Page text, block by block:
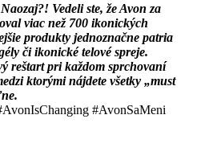
Vedeli ste, že Avon za
viac než 700 ikonických
produkty jednoznačne patria
či ikonické telové spreje.
reštart pri každom sprchovaní
ktorými nájdete všetky „must
#AvonSaMeni